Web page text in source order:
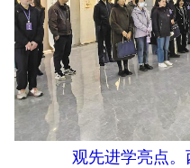
观先进学亮点。